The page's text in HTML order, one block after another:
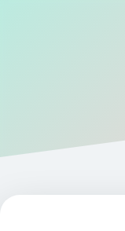
Gizlilik Politikası
Yasal Uyarı